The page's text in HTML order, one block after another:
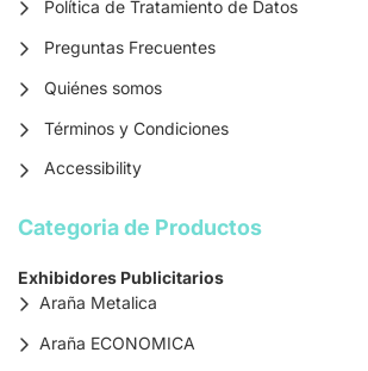
Política de Tratamiento de Datos
Preguntas Frecuentes
Quiénes somos
Términos y Condiciones
Accessibility
Categoria de Productos
Exhibidores Publicitarios
Araña Metalica
Araña ECONOMICA